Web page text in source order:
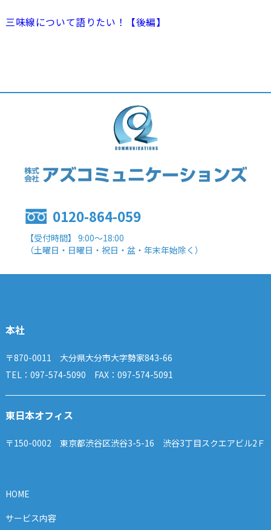
三味線について語りたい！【後編】
0120-864-059
【受付時間】 9:00～18:00
（土曜日・日曜日・祝日・盆・年末年始除く）
本社
〒870-0011 大分県大分市大字勢家843-66
TEL：097-574-5090 FAX：097-574-5091
東日本オフィス
〒150-0002 東京都渋谷区渋谷3-5-16 渋谷3丁目スクエアビル2Ｆ
HOME
サービス内容